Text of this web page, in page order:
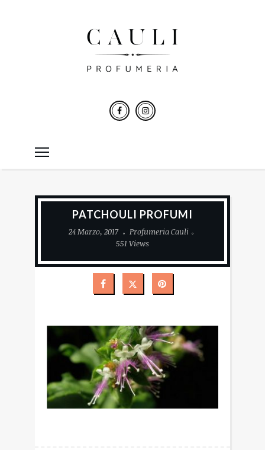
PATCHOULI PROFUMI
24 Marzo, 2017
Profumeria Cauli
551 Views